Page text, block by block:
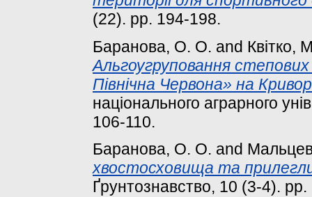
(22). pp. 194-198.
Баранова, О. О. and Квітко,
Альгоугруповання
Північна Червона» на
національного аграрного
106-110.
Баранова, О. О. and
хвостосховища та
Ґрунтознавство, 10 (3-4).